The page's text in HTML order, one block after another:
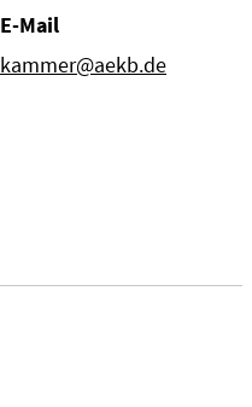
E-Mail
kammer@aekb.de